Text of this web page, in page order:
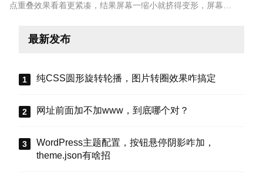
点重叠效果看着更紧凑，结果屏幕一缩小就挤得变形，屏幕…
最新发布
纯CSS圆形旋转轮播，图片转圈效果咋搞定
网址前面加不加www，到底哪个对？
WordPress主题配置，按钮悬停阴影咋加，
theme.json有啥招